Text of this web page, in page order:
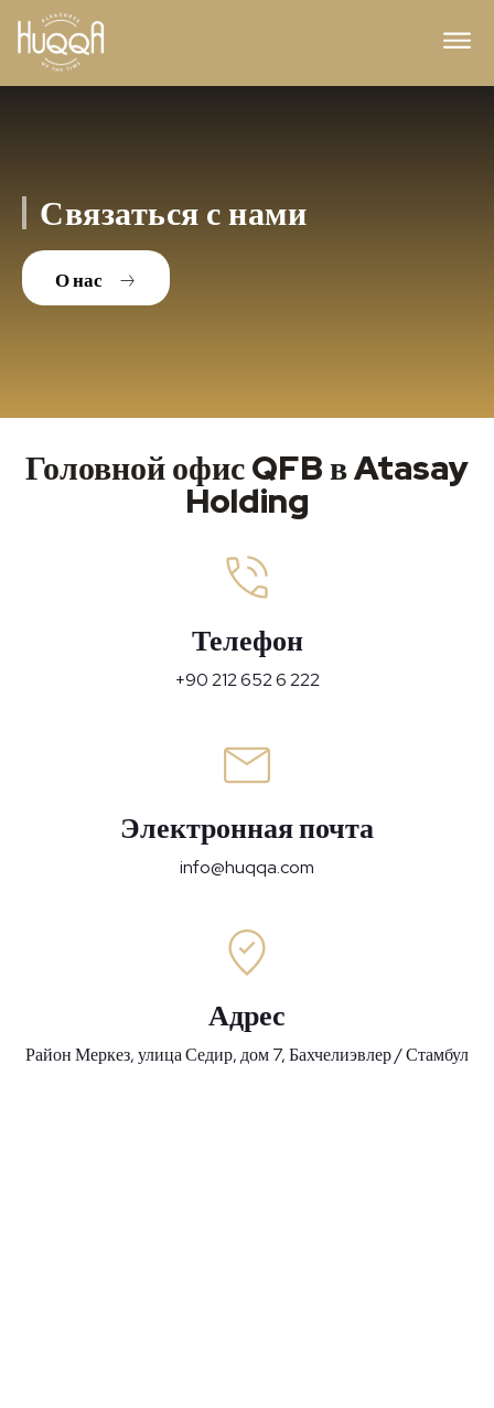
Связаться с нами
О нас
Головной офис QFB в Atasay
Holding
Телефон
+90 212 652 6 222
Электронная почта
info@huqqa.com
Адрес
Район Меркез, улица Седир, дом 7, Бахчелиэвлер / Стамбул